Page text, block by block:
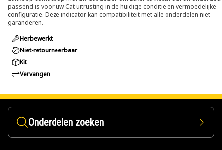
passend is voor uw Cat uitrusting in de huidige conditie en vermoedelijke
configuratie. Deze indicator kan compatibiliteit met alle onderdelen niet
garanderen.
Herbewerkt
Niet-retourneerbaar
Kit
Vervangen
Onderdelen zoeken